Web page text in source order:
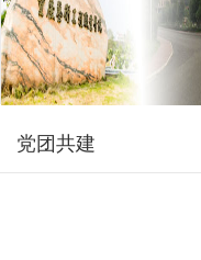
党团共建